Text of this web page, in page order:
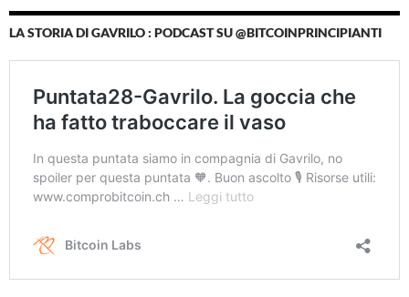
LA STORIA DI GAVRILO : PODCAST SU @BITCOINPRINCIPIANTI